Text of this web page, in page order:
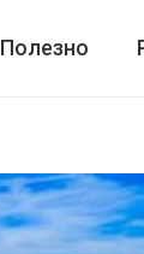
Полезно